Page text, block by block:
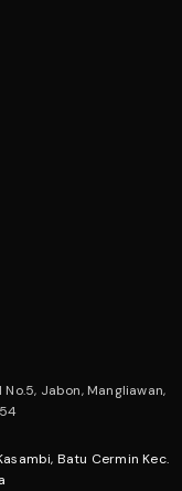
No.5, Jabon, Mangliawan,
Batu Cermin Kec.